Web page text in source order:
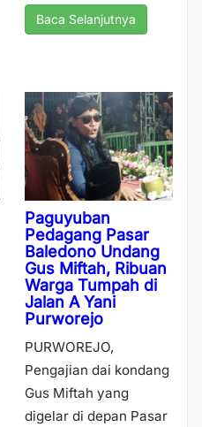
Baca Selanjutnya
Paguyuban
Pedagang Pasar
Baledono Undang
Gus Miftah, Ribuan
Warga Tumpah di
Jalan A Yani
Purworejo
PURWOREJO,
Pengajian dai kondang
Gus Miftah yang
digelar di depan Pasar